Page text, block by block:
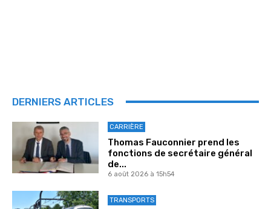
DERNIERS ARTICLES
CARRIÈRE
Thomas Fauconnier prend les
fonctions de secrétaire général
de...
6 août 2026 à 15h54
TRANSPORTS